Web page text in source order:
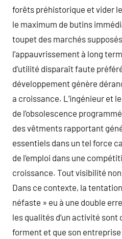
forêts préhistorique et vider
le maximum de butins
toupet des marchés
l’appauvrissement à long
d’utilité disparaît faute
développement génère
a croissance. L’ingénieur et
de l’obsolescence
des vêtments rapportant
essentiels dans un tel force
de l’emploi dans une
croissance. Tout visibilité
Dans ce contexte, la
néfaste » eu à une double
les qualités d’un activité sont
forment et que son